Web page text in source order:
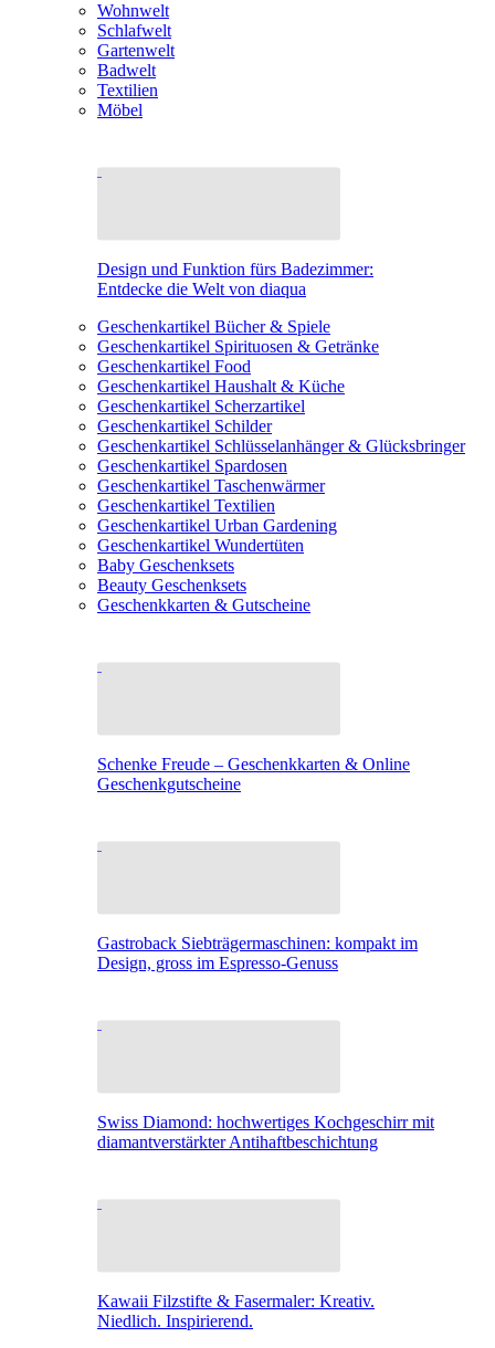
Wohnwelt
Schlafwelt
Gartenwelt
Badwelt
Textilien
Möbel
Design und Funktion fürs Badezimmer:
Entdecke die Welt von diaqua
Geschenkartikel Bücher & Spiele
Geschenkartikel Spirituosen & Getränke
Geschenkartikel Food
Geschenkartikel Haushalt & Küche
Geschenkartikel Scherzartikel
Geschenkartikel Schilder
Geschenkartikel Schlüsselanhänger & Glücksbringer
Geschenkartikel Spardosen
Geschenkartikel Taschenwärmer
Geschenkartikel Textilien
Geschenkartikel Urban Gardening
Geschenkartikel Wundertüten
Baby Geschenksets
Beauty Geschenksets
Geschenkkarten & Gutscheine
Schenke Freude – Geschenkkarten & Online
Geschenkgutscheine
Gastroback Siebträgermaschinen: kompakt im
Design, gross im Espresso-Genuss
Swiss Diamond: hochwertiges Kochgeschirr mit
diamantverstärkter Antihaftbeschichtung
Kawaii Filzstifte & Fasermaler: Kreativ.
Niedlich. Inspirierend.